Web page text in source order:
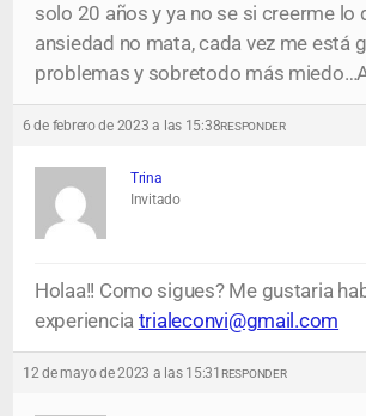
solo 20 años y ya no se si creerme lo
ansiedad no mata, cada vez me está
problemas y sobretodo más
6 de febrero de 2023 a las 15:38RESPONDER
Trina
Invitado
Holaa!! Como sigues? Me gustaria
experiencia trialeconvi@gmail.com
12 de mayo de 2023 a las 15:31 RESPONDER